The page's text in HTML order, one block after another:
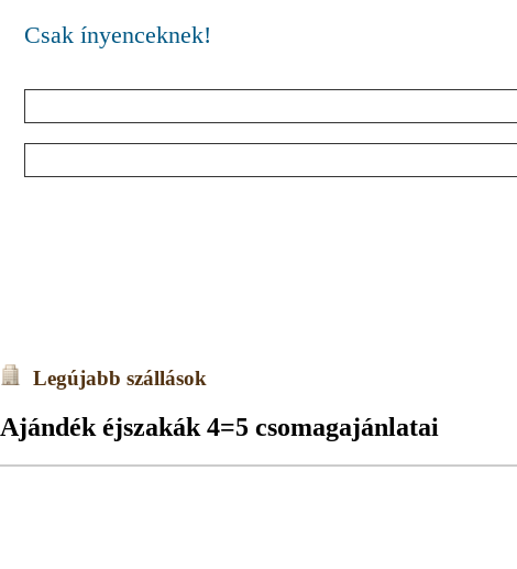
Csak ínyenceknek!
Legújabb szállások
Ajándék éjszakák 4=5 csomagajánlatai